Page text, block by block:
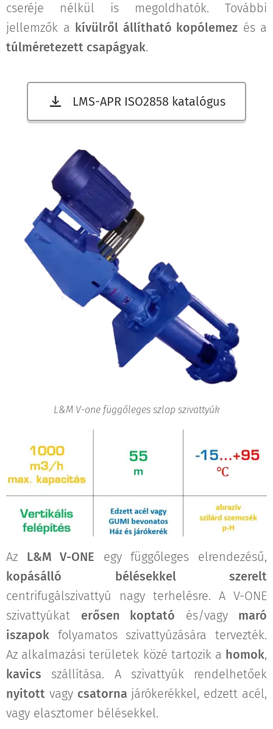
cseréje nélkül is megoldhatók. További
jellemzők a kívülről állítható kopólemez és a
túlméretezett csapágyak.
LMS-APR ISO2858 katalógus
L&M V-one függőleges szlop szivattyúk
Az L&M V-ONE egy függőleges elrendezésű,
kopásálló bélésekkel szerelt
centrifugálszivattyú nagy terhelésre. A V-ONE
szivattyúkat erősen koptató és/vagy maró
iszapok folyamatos szivattyúzására tervezték.
Az alkalmazási területek közé tartozik a homok,
kavics szállítása. A szivattyúk rendelhetőek
nyitott vagy csatorna járókerékkel, edzett acél,
vagy elasztomer bélésekkel.